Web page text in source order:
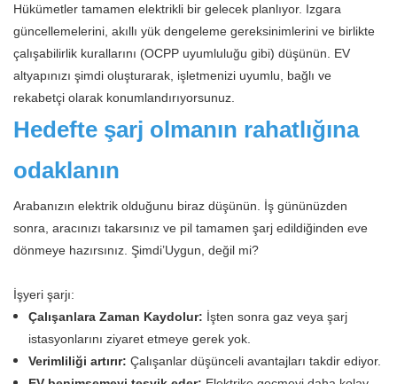
Hükümetler tamamen elektrikli bir gelecek planlıyor. Izgara
güncellemelerini, akıllı yük dengeleme gereksinimlerini ve birlikte
çalışabilirlik kurallarını (OCPP uyumluluğu gibi) düşünün. EV
altyapınızı şimdi oluşturarak, işletmenizi uyumlu, bağlı ve
rekabetçi olarak konumlandırıyorsunuz.
Hedefte şarj olmanın rahatlığına
odaklanın
Arabanızın elektrik olduğunu biraz düşünün. İş gününüzden
sonra, aracınızı takarsınız ve pil tamamen şarj edildiğinden eve
dönmeye hazırsınız. Şimdi’Uygun, değil mi?
İşyeri şarjı:
Çalışanlara Zaman Kaydolur: İşten sonra gaz veya şarj
istasyonlarını ziyaret etmeye gerek yok.
Verimliliği artırır: Çalışanlar düşünceli avantajları takdir ediyor.